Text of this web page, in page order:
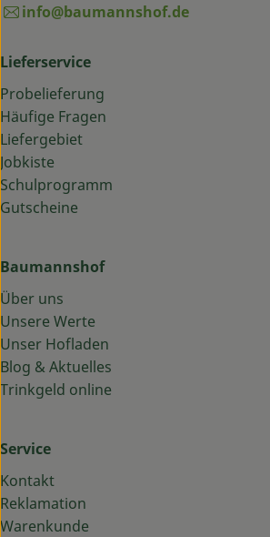
info@baumannshof.de
Lieferservice
Probelieferung
Häufige Fragen
Liefergebiet
Jobkiste
Schulprogramm
Gutscheine
Baumannshof
Über uns
Unsere Werte
Unser Hofladen
Blog & Aktuelles
Trinkgeld online
Service
Kontakt
Reklamation
Warenkunde